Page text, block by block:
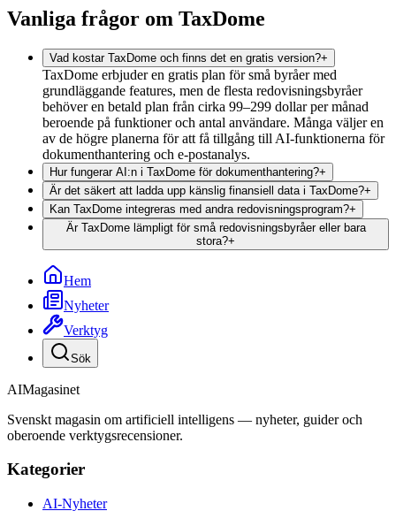
Vanliga frågor om TaxDome
Vad kostar TaxDome och finns det en gratis version?+
TaxDome erbjuder en gratis plan för små byråer med
grundläggande features, men de flesta redovisningsbyråer
behöver en betald plan från cirka 99–299 dollar per månad
beroende på funktioner och antal användare. Många väljer en
av de högre planerna för att få tillgång till AI-funktionerna för
dokumenthantering och e-postanalys.
Hur fungerar AI:n i TaxDome för dokumenthantering?+
Är det säkert att ladda upp känslig finansiell data i TaxDome?+
Kan TaxDome integreras med andra redovisningsprogram?+
Är TaxDome lämpligt för små redovisningsbyråer eller bara
stora?+
Hem
Nyheter
Verktyg
Sök
AIMagasinet
Svenskt magasin om artificiell intelligens — nyheter, guider och
oberoende verktygsrecensioner.
Kategorier
AI-Nyheter